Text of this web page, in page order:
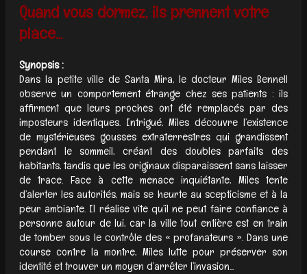
Quand vous dormez, ils prennent votre
place…
Synopsis :
Dans la petite ville de Santa Mira, le docteur Miles Bennell
observe un comportement étrange chez ses patients : ils
affirment que leurs proches ont été remplacés par des
imposteurs identiques. Intrigué, Miles découvre l’existence
de mystérieuses gousses extraterrestres qui grandissent
pendant le sommeil, créant des doubles parfaits des
habitants, tandis que les originaux disparaissent sans laisser
de trace. Face à cette menace inquiétante, Miles tente
d’alerter les autorités, mais se heurte au scepticisme et à la
peur ambiante. Il réalise vite qu’il ne peut faire confiance à
personne autour de lui, car la ville tout entière est en train
de tomber sous le contrôle des « profanateurs ». Dans une
course contre la montre, Miles lutte pour préserver son
identité et trouver un moyen d’arrêter l’invasion...